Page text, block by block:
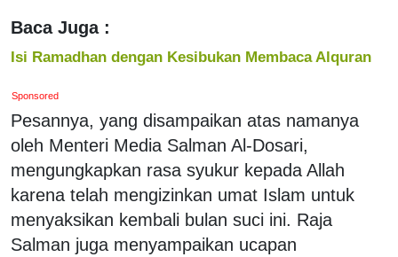
Baca Juga :
Isi Ramadhan dengan Kesibukan Membaca Alquran
Sponsored
Pesannya, yang disampaikan atas namanya
oleh Menteri Media Salman Al-Dosari,
mengungkapkan rasa syukur kepada Allah
karena telah mengizinkan umat Islam untuk
menyaksikan kembali bulan suci ini. Raja
Salman juga menyampaikan ucapan